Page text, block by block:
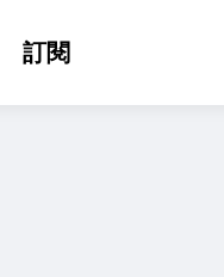
訂閱